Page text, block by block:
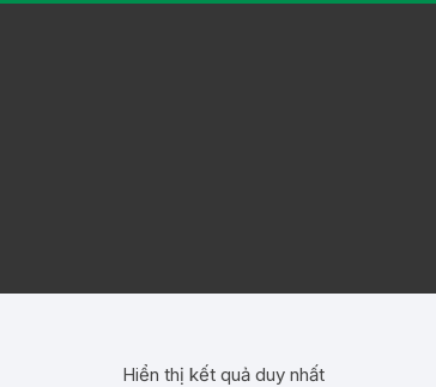
Hiển thị kết quả duy nhất